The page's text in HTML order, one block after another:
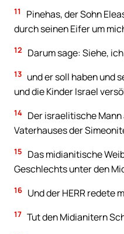
11
Pinehas, der Sohn
durch seinen Eifer um
12 Darum sage: Siehe,
13 und er soll haben und
und die Kinder Israel
14 Der israelitische
Vaterhauses der
15
Das midianitische
Geschlechts unter den
16 Und der HERR redete
17 Tut den Midianitern